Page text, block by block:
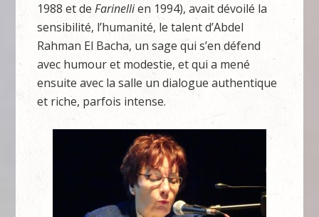
1988 et deFarinellien 1994), avait dévoilé la
sensibilité, l’humanité, le talent d’Abdel
Rahman El Bacha, un sage qui s’en défend
avec humour et modestie, et qui a mené
ensuite avec la salle un dialogue authentique
et riche, parfois intense.